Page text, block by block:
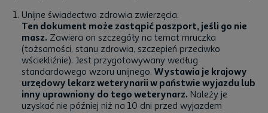
Unijne świadectwo zdrowia zwierzęcia.
Ten dokument może zastąpić paszport, jeśli go nie
masz. Zawiera on szczegóły na temat mruczka
(tożsamości, stanu zdrowia, szczepień przeciwko
wściekliźnie). Jest przygotowywany według
standardowego wzoru unijnego. Wystawia je krajowy
urzędowy lekarz weterynarii w państwie wyjazdu lub
inny uprawniony do tego weterynarz. Należy je
uzyskać nie później niż na 10 dni przed wyjazdem